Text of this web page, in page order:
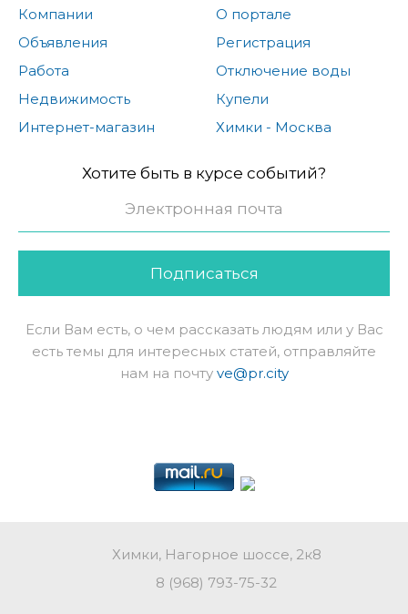
Компании
Объявления
Работа
Недвижимость
Интернет-магазин
О портале
Регистрация
Отключение воды
Купели
Химки - Москва
Хотите быть в курсе событий?
Подписаться
Если Вам есть, о чем рассказать людям или у Вас
есть темы для интересных статей, отправляйте
нам на почту ve@pr.city
Химки, Нагорное шоссе, 2к8
8 (968) 793-75-32